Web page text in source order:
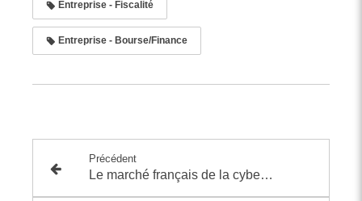
Entreprise - Fiscalité
Entreprise - Bourse/Finance
Précédent
Le marché français de la cyber assurance sous tension maîtrisée